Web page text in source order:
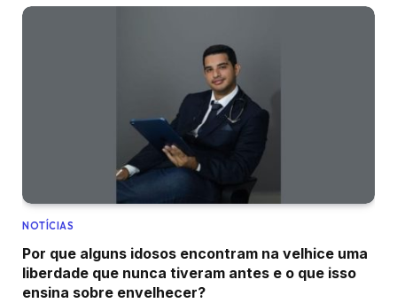
NOTÍCIAS
Por que alguns idosos encontram na velhice uma
liberdade que nunca tiveram antes e o que isso
ensina sobre envelhecer?